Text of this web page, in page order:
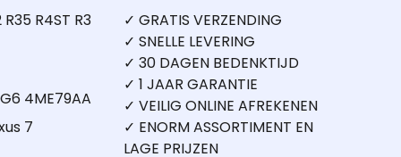
R4ST R3
4ME79AA
7
✓ GRATIS VERZENDING
✓ SNELLE LEVERING
✓ 30 DAGEN BEDENKTIJD
✓ 1 JAAR GARANTIE
✓ VEILIG ONLINE AFREKENEN
✓ ENORM ASSORTIMENT EN
LAGE PRIJZEN